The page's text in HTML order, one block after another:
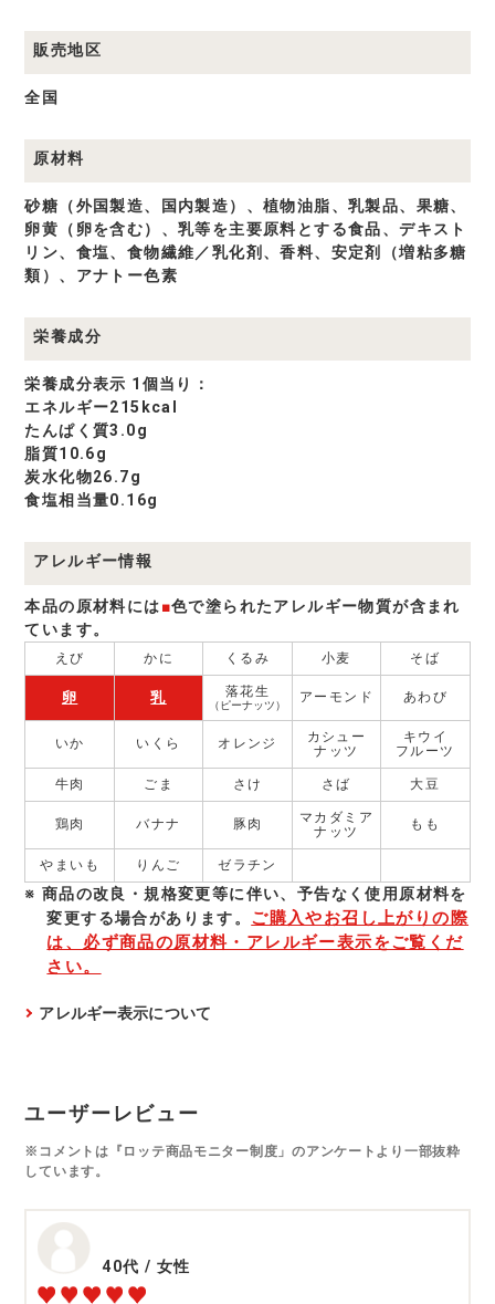
販売地区
全国
原材料
砂糖（外国製造、国内製造）、植物油脂、乳製品、果糖、
卵黄（卵を含む）、乳等を主要原料とする食品、デキスト
リン、食塩、食物繊維／乳化剤、香料、安定剤（増粘多糖
類）、アナトー色素
栄養成分
栄養成分表示 1個当り：
エネルギー215kcal
たんぱく質3.0g
脂質10.6g
炭水化物26.7g
食塩相当量0.16g
アレルギー情報
本品の原材料には■色で塗られたアレルギー物質が含まれ
ています。
えび かに くるみ 小麦 そば
卵 乳 落花生
（ピーナッツ） アーモンド あわび
いか いくら オレンジ
カシュー
ナッツ
キウイ
フルーツ
牛肉 ごま さけ さば 大豆
鶏肉 バナナ 豚肉
マカダミア
ナッツ
もも
やまいも りんご ゼラチン
商品の改良・規格変更等に伴い、予告なく使⽤原材料を
変更する場合があります。 ご購入やお召し上がりの際
は、必ず商品の原材料・アレルギー表示をご覧くだ
さい。
アレルギー表示について
ユーザーレビュー
※コメントは『ロッテ商品モニター制度」のアンケートより一部抜粋
しています。
40代 / 女性